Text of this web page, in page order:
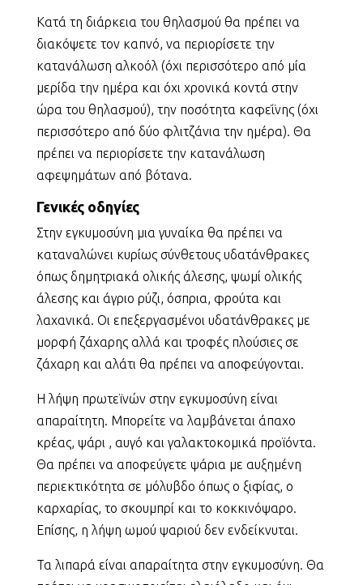
Κατά τη διάρκεια του θηλασμού θα πρέπει να
διακόψετε τον καπνό, να περιορίσετε την
κατανάλωση αλκοόλ (όχι περισσότερο από μία
μερίδα την ημέρα και όχι χρονικά κοντά στην
ώρα του θηλασμού), την ποσότητα καφεΐνης (όχι
περισσότερο από δύο φλιτζάνια την ημέρα). Θα
πρέπει να περιορίσετε την κατανάλωση
αφεψημάτων από βότανα.
Γενικές οδηγίες
Στην εγκυμοσύνη μια γυναίκα θα πρέπει να
καταναλώνει κυρίως σύνθετους υδατάνθρακες
όπως δημητριακά ολικής άλεσης, ψωμί ολικής
άλεσης και άγριο ρύζι, όσπρια, φρούτα και
λαχανικά. Οι επεξεργασμένοι υδατάνθρακες με
μορφή ζάχαρης αλλά και τροφές πλούσιες σε
ζάχαρη και αλάτι θα πρέπει να αποφεύγονται.
Η λήψη πρωτεϊνών στην εγκυμοσύνη είναι
απαραίτητη. Μπορείτε να λαμβάνεται άπαχο
κρέας, ψάρι , αυγό και γαλακτοκομικά προϊόντα.
Θα πρέπει να αποφεύγετε ψάρια με αυξημένη
περιεκτικότητα σε μόλυβδο όπως ο ξιφίας, ο
καρχαρίας, το σκουμπρί και το κοκκινόψαρο.
Επίσης, η λήψη ωμού ψαριού δεν ενδείκνυται.
Τα λιπαρά είναι απαραίτητα στην εγκυμοσύνη. Θα